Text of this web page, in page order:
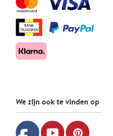
We zijn ook te vinden op
youtube pinterest